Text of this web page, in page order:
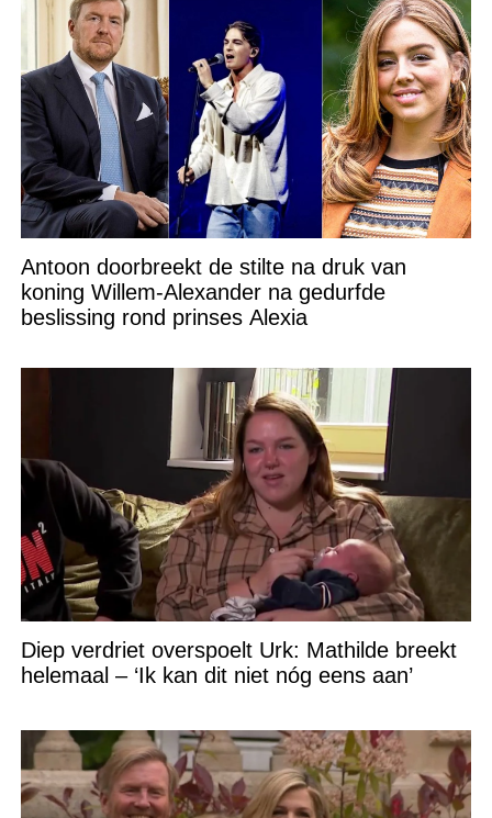
Antoon doorbreekt de stilte na druk van
koning Willem-Alexander na gedurfde
beslissing rond prinses Alexia
Diep verdriet overspoelt Urk: Mathilde breekt
helemaal – ‘Ik kan dit niet nóg eens aan’